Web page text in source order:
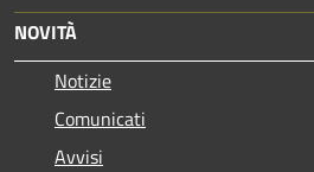
NOVITÀ
Notizie
Comunicati
Avvisi